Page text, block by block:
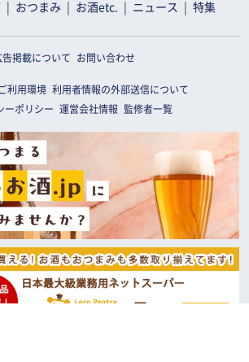
おつまみ お酒etc. ニュース 特集
告掲載について お問い合わせ
利用環境 利用者情報の外部送信について
ーポリシー
運営会社情報 監修者一覧